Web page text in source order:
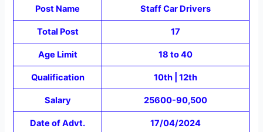
Post Name Staff Car Drivers
Total Post 17
Age Limit 18 to 40
Qualification 10th | 12th
Salary 25600-90,500
Date of Advt. 17/04/2024